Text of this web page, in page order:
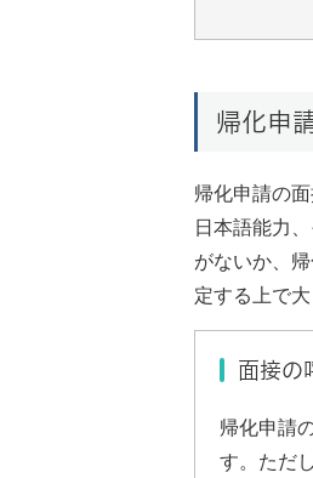
帰化申
帰化申請の
日本語能力
がないか、
定する上で
面接の
帰化申請
す。ただ